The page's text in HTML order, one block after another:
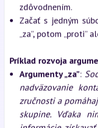
zdôvodnením.
Začať s jedným
„za”, potom „proti”
Príklad rozvoja
Argumenty „za”:
nadväzovanie
zručnosti a
skupine. Vďaka